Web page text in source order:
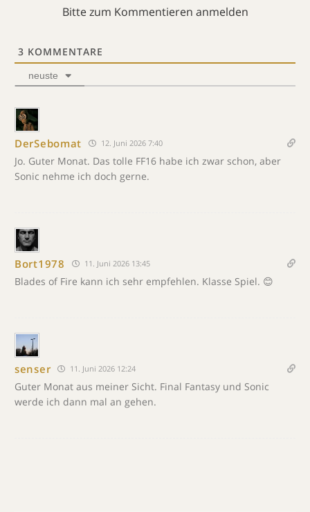
Bitte zum Kommentieren anmelden
3 KOMMENTARE
neuste
DerSebomat 12. Juni 2026 7:40
Jo. Guter Monat. Das tolle FF16 habe ich zwar schon, aber
Sonic nehme ich doch gerne.
Bort1978 11. Juni 2026 13:45
Blades of Fire kann ich sehr empfehlen. Klasse Spiel. 😊
senser 11. Juni 2026 12:24
Guter Monat aus meiner Sicht. Final Fantasy und Sonic
werde ich dann mal an gehen.